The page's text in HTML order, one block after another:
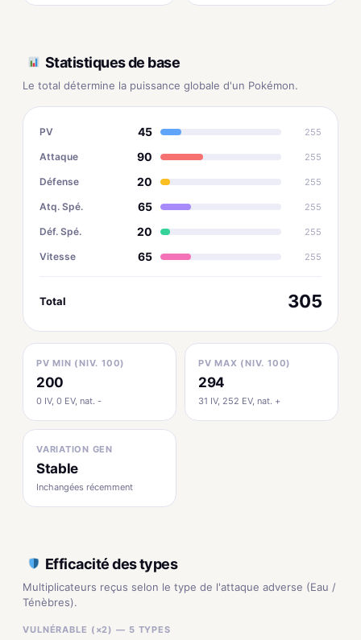
Statistiques de base
Le total détermine la puissance globale d'un Pokémon.
PV 45 255
Attaque 90 255
Défense 20 255
Atq. Spé. 65 255
Déf. Spé. 20 255
Vitesse 65 255
Total 305
PV MIN (NIV. 100)
200
0 IV, 0 EV, nat. -
PV MAX (NIV. 100)
294
31 IV, 252 EV, nat. +
VARIATION GEN
Stable
Inchangées récemment
Efficacité des types
Multiplicateurs reçus selon le type de l'attaque adverse (Eau /
Ténèbres).
VULNÉRABLE (×2) — 5 TYPES